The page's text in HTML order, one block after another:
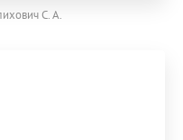
С. А.